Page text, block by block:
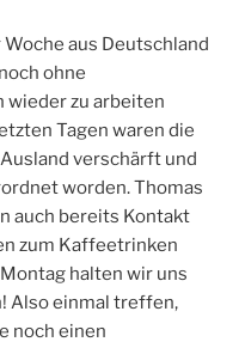
aus Deutschland
ohne
wieder zu arbeiten
Tagen waren die
verschärft und
worden. Thomas
auch bereits Kontakt
zum Kaffeetrinken
halten wir uns
Also einmal treffen,
noch einen